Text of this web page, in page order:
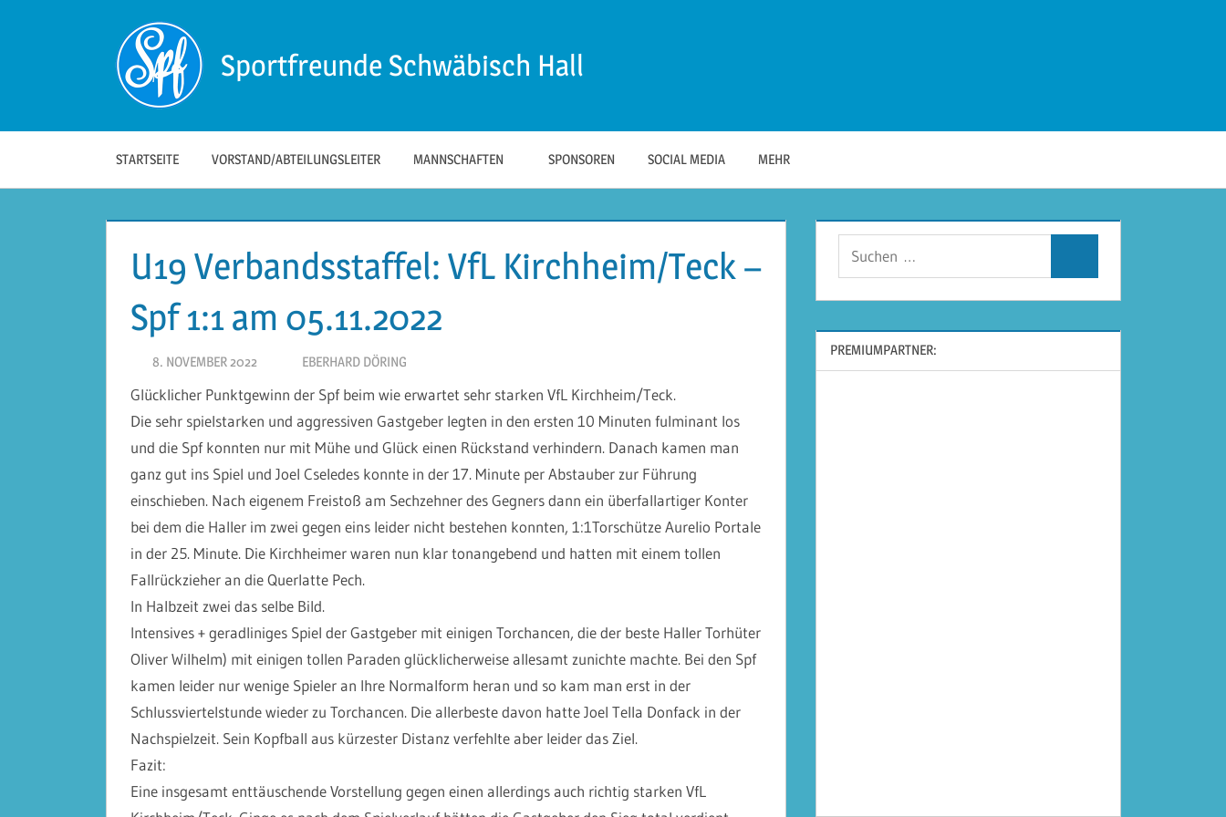
Sportfreunde Schwäbisch Hall
Die
offizielle
Sportfreunde
STARTSEITE VORSTAND/ABTEILUNGSLEITER MANNSCHAFTEN SPONSOREN SOCIAL MEDIA MEHR
U19 Verbandsstaffel: VfL Kirchheim/Teck –
Spf 1:1 am 05.11.2022
8. NOVEMBER 2022 EBERHARD DÖRING
Glücklicher Punktgewinn der Spf beim wie erwartet sehr starken VfL Kirchheim/Teck.
Die sehr spielstarken und aggressiven Gastgeber legten in den ersten 10 Minuten fulminant los
und die Spf konnten nur mit Mühe und Glück einen Rückstand verhindern. Danach kamen man
ganz gut ins Spiel und Joel Cseledes konnte in der 17. Minute per Abstauber zur Führung
einschieben. Nach eigenem Freistoß am Sechzehner des Gegners dann ein überfallartiger Konter
bei dem die Haller im zwei gegen eins leider nicht bestehen konnten, 1:1Torschütze Aurelio Portale
in der 25. Minute. Die Kirchheimer waren nun klar tonangebend und hatten mit einem tollen
Fallrückzieher an die Querlatte Pech.
In Halbzeit zwei das selbe Bild.
Intensives + geradliniges Spiel der Gastgeber mit einigen Torchancen, die der beste Haller Torhüter
Oliver Wilhelm) mit einigen tollen Paraden glücklicherweise allesamt zunichte machte. Bei den Spf
kamen leider nur wenige Spieler an Ihre Normalform heran und so kam man erst in der
Schlussviertelstunde wieder zu Torchancen. Die allerbeste davon hatte Joel Tella Donfack in der
Nachspielzeit. Sein Kopfball aus kürzester Distanz verfehlte aber leider das Ziel.
Fazit:
Eine insgesamt enttäuschende Vorstellung gegen einen allerdings auch richtig starken VfL
PREMIUMPARTNER: